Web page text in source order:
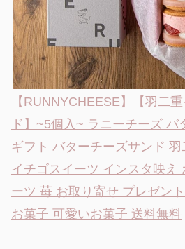
【RUNNYCHEESE】【羽二
ド】~5個入~ ラニーチーズ バ
ギフト バターチーズサンド 羽
イチゴスイーツ インスタ映え
ーツ 苺 お取り寄せ プレゼン
お菓子 可愛いお菓子 送料無料